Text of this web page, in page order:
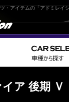
・アイテムの「アドミレイシ
イア 後期